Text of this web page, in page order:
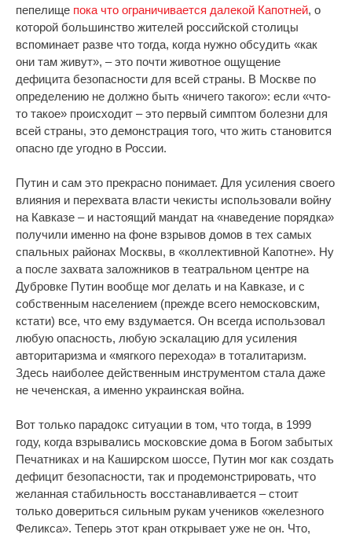
пепелище пока что ограничивается далекой Капотней, о
которой большинство жителей российской столицы
вспоминает разве что тогда, когда нужно обсудить «как
они там живут», – это почти животное ощущение
дефицита безопасности для всей страны. В Москве по
определению не должно быть «ничего такого»: если «что-
то такое» происходит – это первый симптом болезни для
всей страны, это демонстрация того, что жить становится
опасно где угодно в России.
Путин и сам это прекрасно понимает. Для усиления своего
влияния и перехвата власти чекисты использовали войну
на Кавказе – и настоящий мандат на «наведение порядка»
получили именно на фоне взрывов домов в тех самых
спальных районах Москвы, в «коллективной Капотне». Ну
а после захвата заложников в театральном центре на
Дубровке Путин вообще мог делать и на Кавказе, и с
собственным населением (прежде всего немосковским,
кстати) все, что ему вздумается. Он всегда использовал
любую опасность, любую эскалацию для усиления
авторитаризма и «мягкого перехода» в тоталитаризм.
Здесь наиболее действенным инструментом стала даже
не чеченская, а именно украинская война.
Вот только парадокс ситуации в том, что тогда, в 1999
году, когда взрывались московские дома в Богом забытых
Печатниках и на Каширском шоссе, Путин мог как создать
дефицит безопасности, так и продемонстрировать, что
желанная стабильность восстанавливается – стоит
только довериться сильным рукам учеников «железного
Феликса». Теперь этот кран открывает уже не он. Что,